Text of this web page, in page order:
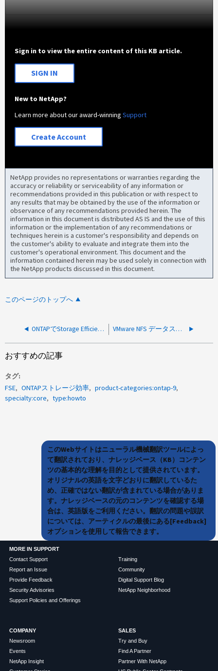
Sign in to view the entire content of this KB article.
SIGN IN
New to NetApp?
Learn more about our award-winningSupport
Create Account
NetApp provides no representations or warranties regarding the
accuracy or reliability or serviceability of any information or
recommendations provided in this publication or with respect to
any results that may be obtained by the use of the information or
observance of any recommendations provided herein. The
information in this document is distributed AS IS and the use of this
information or the implementation of any recommendations or
techniques herein is a customer's responsibility and depends on
the customer's ability to evaluate and integrate them into the
customer's operational environment. This document and the
information contained herein may be used solely in connection with
the NetApp products discussed in this document.
このページのトップへ
ONTAPでStorage Efficiencyによる削減を取り消す方法 VMware NFS データストアで誤ったスペースが報告されました
おすすめの記事
タグ
FSE
ONTAPストレージ効率
product-categories:ontap-9
specialty:core
type:howto
このWebサイトはニューラル機械翻訳ツールによっ
て翻訳されており、ナレッジベース（KB）コンテン
ツの基本的な理解を目的として提供されています。
オリジナルの英語を文字どおりに翻訳しているた
め、正確ではない翻訳が含まれている場合がありま
す。ナレッジベースの元のコンテンツを確認する場
合は、英語版をご利用ください。翻訳の問題や誤訳
については、アーティクルの最後にある[Feedback]
オプションを使用して報告できます。
MORE IN SUPPORT
Contact Support
Report an Issue
Provide Feedback
Security Advisories
Support Policies and Offerings
Training
Community
Digital Support Blog
NetApp Neighborhood
COMPANY
Newsroom
Events
NetApp Insight
SALES
Try and Buy
Find A Partner
Partner With NetApp